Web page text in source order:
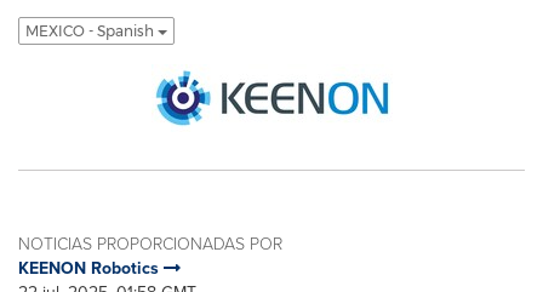
MEXICO - Spanish
NOTICIAS PROPORCIONADAS POR
KEENON Robotics